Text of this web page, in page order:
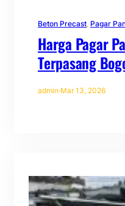
Beton Precast, Pagar
Harga Pagar
Terpasang
admin·Mar 13, 2026